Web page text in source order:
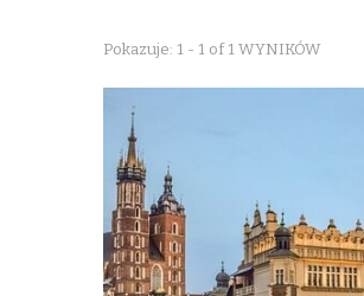
Pokazuje: 1 - 1 of 1 WYNIKÓW